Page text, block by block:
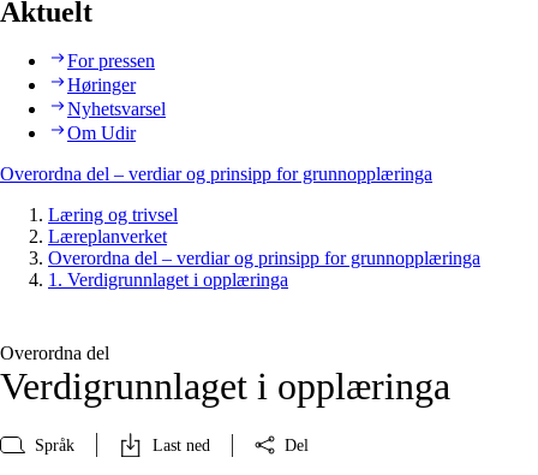
Aktuelt
For pressen
Høringer
Nyhetsvarsel
Om Udir
Overordna del – verdiar og prinsipp for grunnopplæringa
Læring og trivsel
Læreplanverket
Overordna del – verdiar og prinsipp for grunnopplæringa
1. Verdigrunnlaget i opplæringa
Overordna del
Verdigrunnlaget i opplæringa
Språk Last ned Del